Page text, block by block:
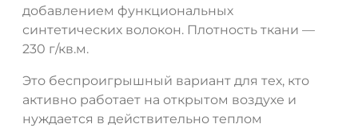
добавлением функциональных
синтетических волокон. Плотность ткани —
230 г/кв.м.
Это беспроигрышный вариант для тех, кто
активно работает на открытом воздухе и
нуждается в действительно теплом